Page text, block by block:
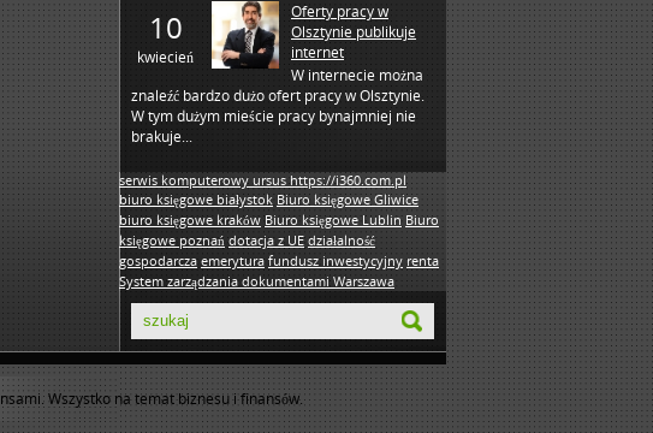
10
kwiecień
Oferty pracy w
Olsztynie publikuje
internet
W internecie można
znaleźć bardzo dużo ofert pracy w Olsztynie.
W tym dużym mieście pracy bynajmniej nie
brakuje...
serwis komputerowy ursus https://i360.com.pl
biuro księgowe białystok Biuro księgowe Gliwice
biuro księgowe kraków Biuro księgowe Lublin Biuro
księgowe poznań dotacja z UE działalność
gospodarcza emerytura fundusz inwestycyjny renta
System zarządzania dokumentami Warszawa
Wszystko na temat biznesu i finansów.